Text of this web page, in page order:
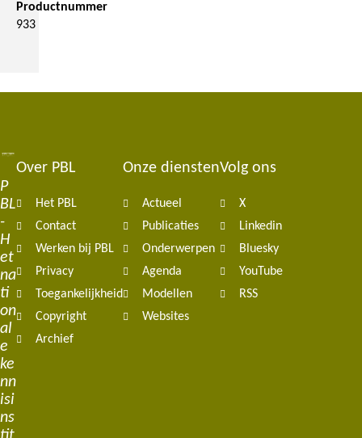
Productnummer
933
P
BL
-
H
et
na
ti
on
al
e
ke
nn
isi
ns
Footer
navigation
Over PBL
Het PBL
Contact
Werken bij PBL
Privacy
Toegankelijkheid
Copyright
Archief
Onze diensten
Actueel
Publicaties
Onderwerpen
Agenda
Modellen
Websites
Volg ons
X
Linkedin
Bluesky
YouTube
RSS